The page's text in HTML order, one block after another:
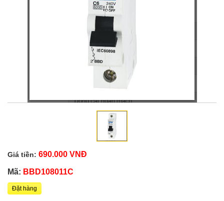
Giá tiền: 690.000 VNĐ
Mã: BBD108011C
Đặt hàng